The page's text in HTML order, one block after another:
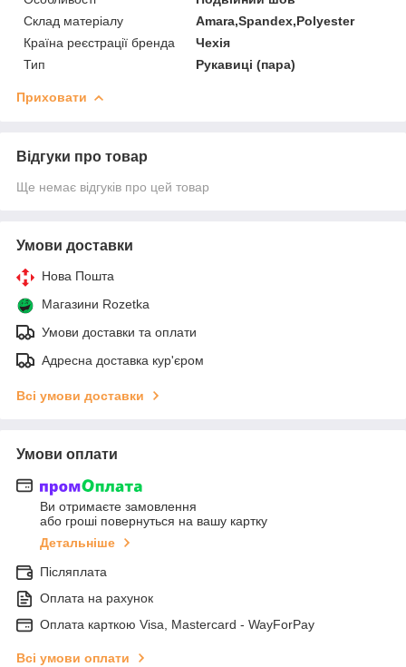
Склад матеріалу
Amara,Spandex,Polyester
Країна реєстрації бренда
Чехія
Тип
Рукавиці (пара)
Приховати
Відгуки про товар
Ще немає відгуків про цей товар
Умови доставки
Нова Пошта
Магазини Rozetka
Умови доставки та оплати
Адресна доставка кур'єром
Всі умови доставки
Умови оплати
Ви отримаєте замовлення
або гроші повернуться на вашу картку
Детальніше
Післяплата
Оплата на рахунок
Оплата карткою Visa, Mastercard - WayForPay
Всі умови оплати